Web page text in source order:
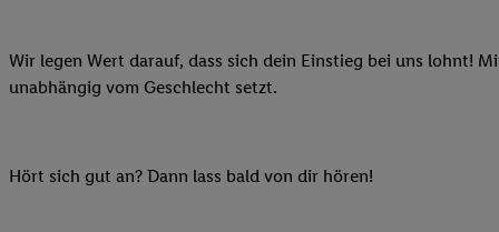
Wir legen Wert darauf, dass sich dein Einstieg bei uns lohnt!
unabhängig vom Geschlecht setzt.
Hört sich gut an? Dann lass bald von dir hören!
Zudem erlauben Sie
werden diese